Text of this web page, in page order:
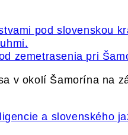
zemetrasenia pri
v okolí Šamorína na